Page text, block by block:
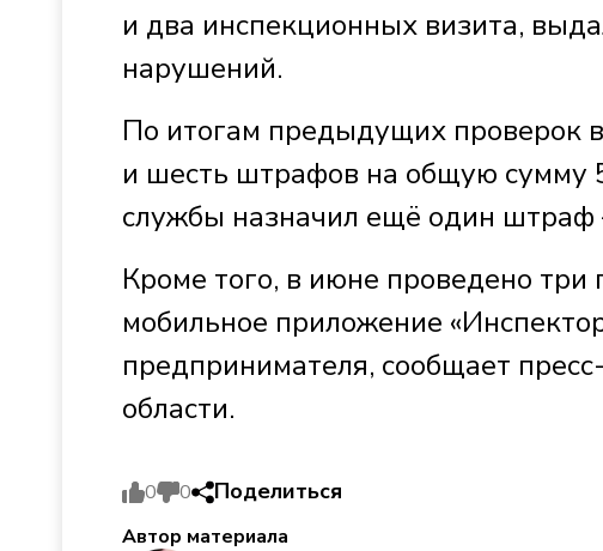
и два инспекционных визита,
нарушений.
По итогам предыдущих проверок
и шесть штрафов на общую сумму
службы назначил ещё один
Кроме того, в июне проведено три
мобильное приложение
предпринимателя, сообщает
области.
0 0 Поделиться
Автор материала